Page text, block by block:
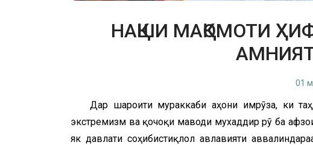
НАҚШИ МАҚОМОТИ
01
Дар шароити мураккаби ҷаҳони имрӯза, ки
экстремизм ва қочоқи маводи мухаддир рӯ ба
як давлати соҳибистиқлол авлавияти